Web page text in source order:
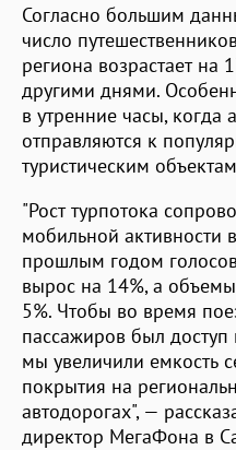
Согласно большим
число
региона возрастает на
другими днями.
в утренние часы, когда
отправляются к
туристическим
"Рост турпотока
мобильной активности
прошлым годом
вырос на 14%, а
5%. Чтобы во время
пассажиров был
мы увеличили емкость
покрытия на
автодорогах", —
директор МегаФона в